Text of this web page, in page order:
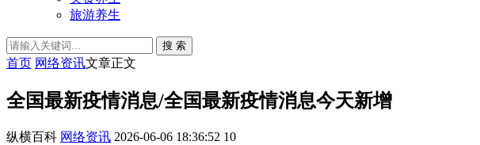
旅游养生
搜 索
首页 网络资讯文章正文
全国最新疫情消息/全国最新疫情消息今天新增
纵横百科 网络资讯 2026-06-06 18:36:52 10